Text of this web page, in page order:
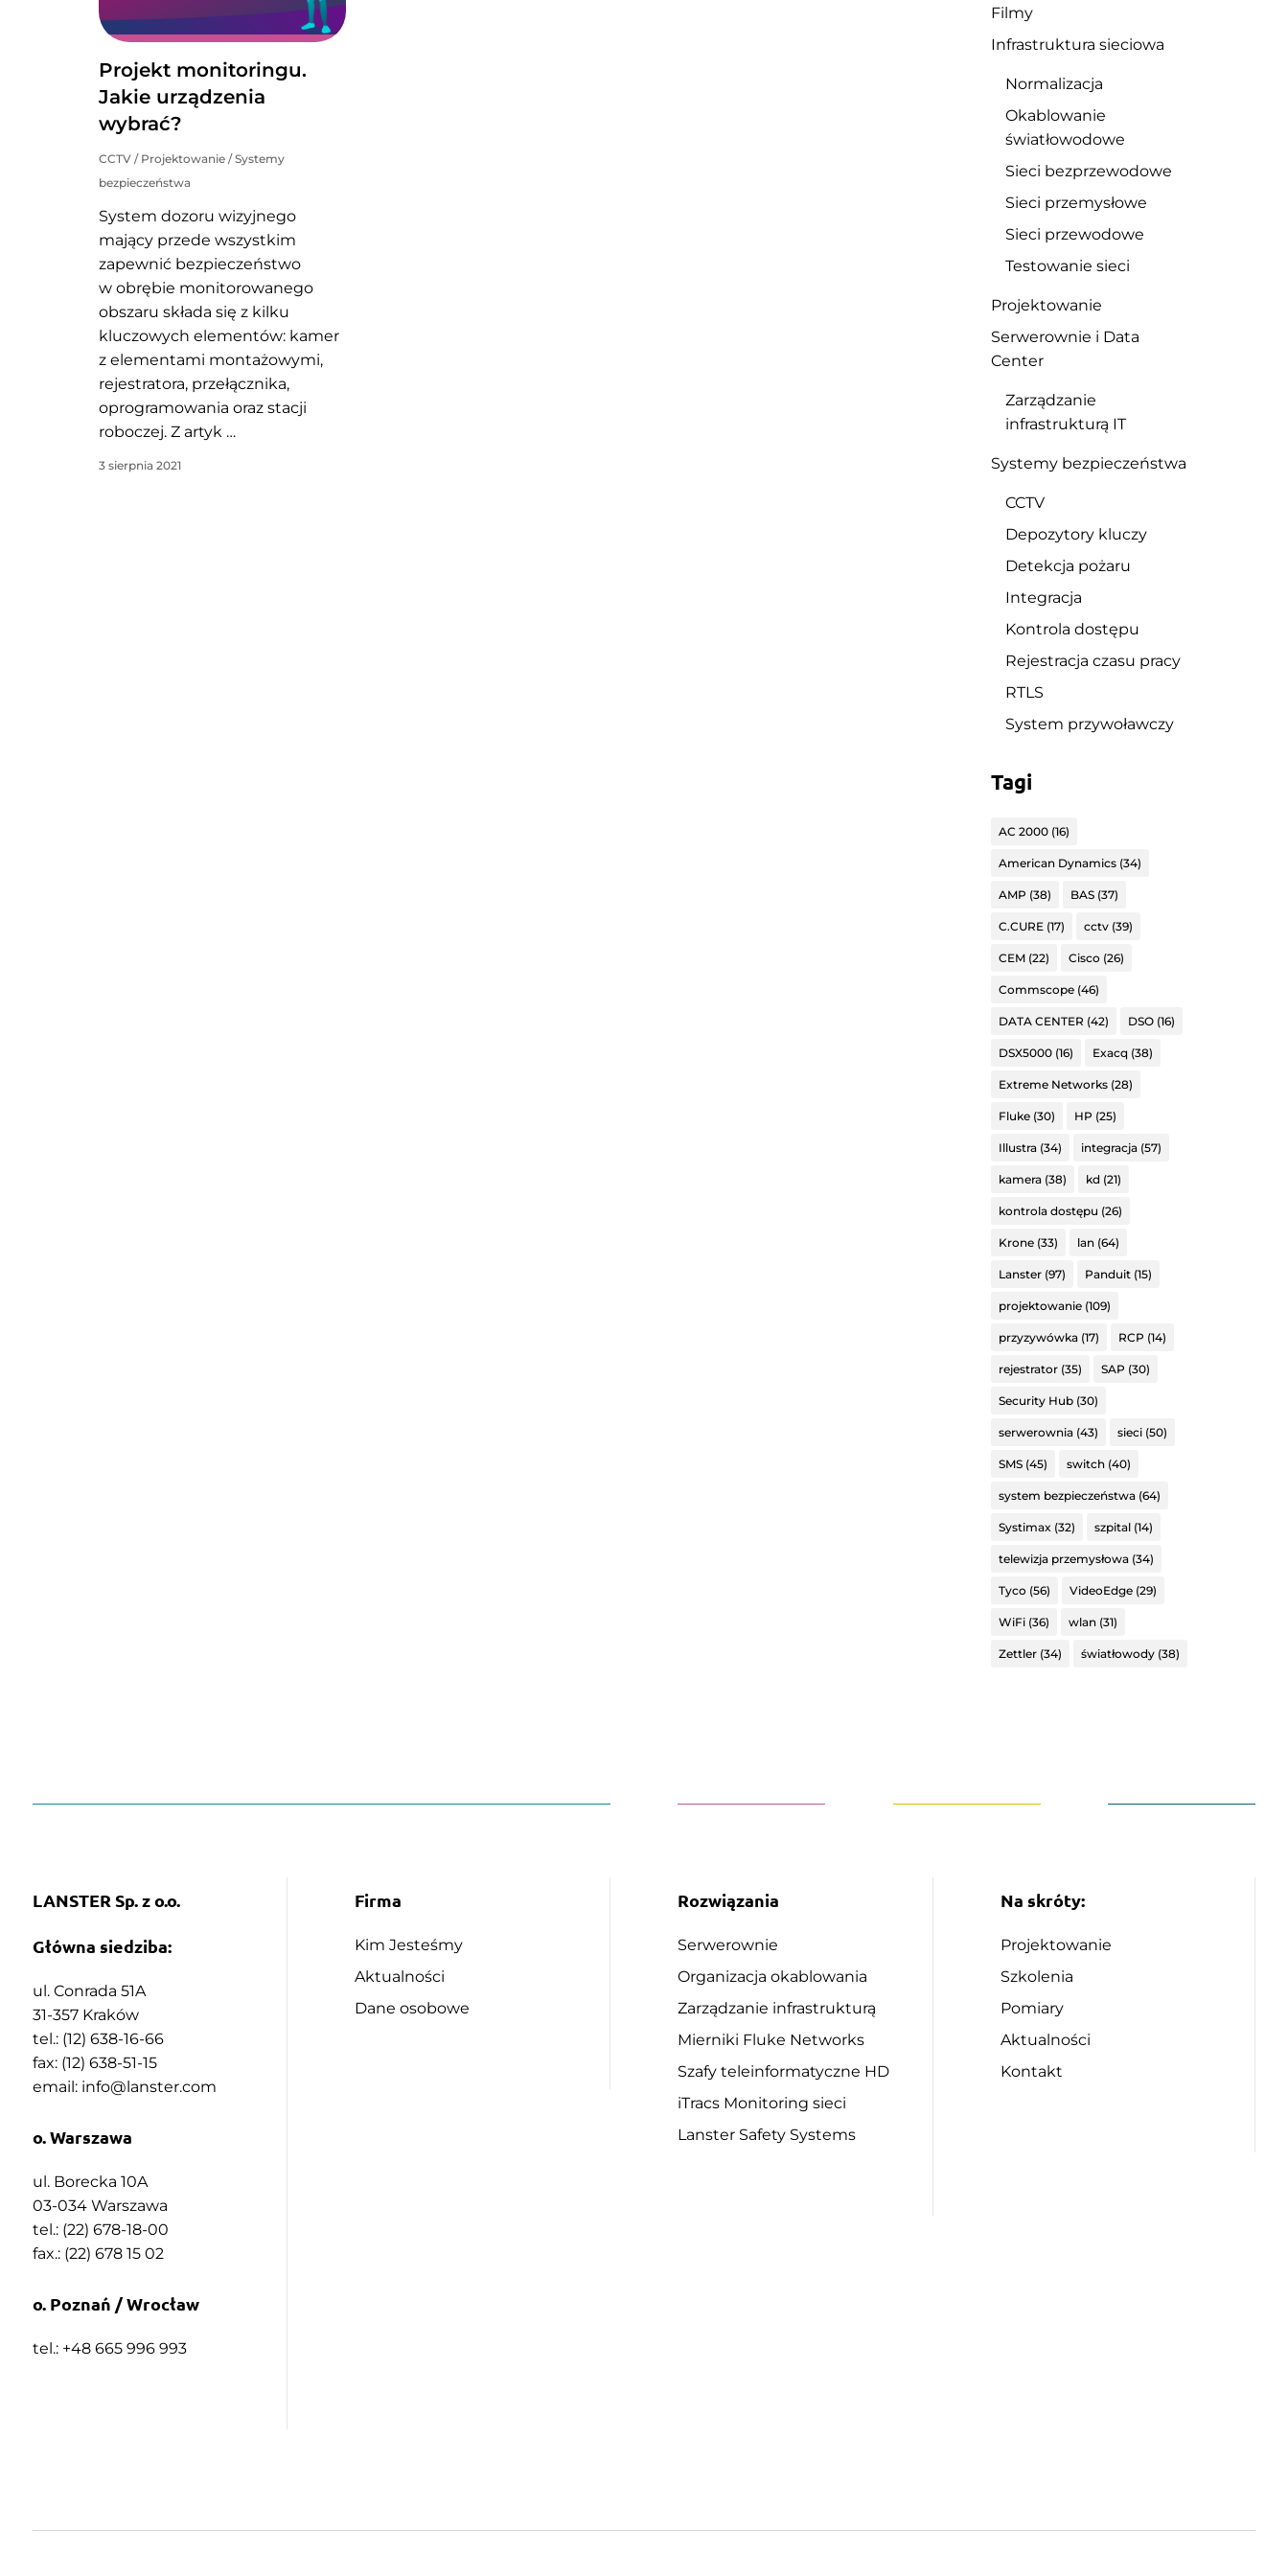
Autoryzowane szkolenia certyfikacyjne
Projekt monitoringu.
Jakie urządzenia
wybrać?
CCTV / Projektowanie /Systemy
bezpieczeństwa
System dozoru wizyjnego
mający przede wszystkim
zapewnić bezpieczeństwo
w obrębie monitorowanego
obszaru składa się z kilku
kluczowych elementów: kamer
z elementami montażowymi,
rejestratora, przełącznika,
oprogramowania oraz stacji
roboczej. Z artyk …
3 sierpnia 2021
Filmy
Infrastruktura sieciowa
Normalizacja
Okablowanie
światłowodowe
Sieci bezprzewodowe
Sieci przemysłowe
Sieci przewodowe
Testowanie sieci
Projektowanie
Serwerownie i Data
Center
Zarządzanie
infrastrukturą IT
Systemy bezpieczeństwa
CCTV
Depozytory kluczy
Detekcja pożaru
Integracja
Kontrola dostępu
Rejestracja czasu pracy
RTLS
System przywoławczy
Tagi
AC 2000 (16)
American Dynamics (34)
AMP (38) BAS (37)
C.CURE (17) cctv (39)
CEM (22) Cisco (26)
Commscope (46)
DATA CENTER (42) DSO (16)
DSX5000 (16) Exacq (38)
Extreme Networks (28)
Fluke (30) HP (25)
Illustra (34) integracja (57)
kamera (38) kd (21)
kontrola dostępu (26)
Krone (33) lan (64)
Lanster (97) Panduit (15)
projektowanie (109)
przyzywówka (17) RCP (14)
rejestrator (35) SAP (30)
Security Hub (30)
serwerownia (43) sieci (50)
SMS (45) switch (40)
system bezpieczeństwa (64)
Systimax (32) szpital (14)
telewizja przemysłowa (34)
Tyco (56) VideoEdge (29)
WiFi (36) wlan (31)
Zettler (34) światłowody (38)
LANSTER Sp. z o.o.
Główna siedziba:
ul. Conrada 51A
31-357 Kraków
tel.: (12) 638-16-66
fax: (12) 638-51-15
email: info@lanster.com
o. Warszawa
ul. Borecka 10A
03-034 Warszawa
tel.: (22) 678-18-00
fax.: (22) 678 15 02
o. Poznań / Wrocław
tel.: +48 665 996 993
Firma
Kim Jesteśmy
Aktualności
Dane osobowe
Rozwiązania
Serwerownie
Organizacja okablowania
Zarządzanie infrastrukturą
Mierniki Fluke Networks
Szafy teleinformatyczne HD
iTracs Monitoring sieci
Lanster Safety Systems
Na skróty:
Projektowanie
Szkolenia
Pomiary
Aktualności
Kontakt